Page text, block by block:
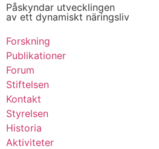
Påskyndar utvecklingen
av ett dynamiskt näringsliv
Forskning
Publikationer
Forum
Stiftelsen
Kontakt
Styrelsen
Historia
Aktiviteter